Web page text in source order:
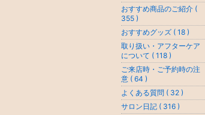
おすすめ商品のご紹介 (
355 )
おすすめグッズ ( 18 )
取り扱い・アフターケア
について ( 118 )
ご来店時・ご予約時の注
意 ( 64 )
よくある質問 ( 32 )
サロン日記 ( 316 )